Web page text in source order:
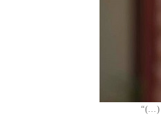
“(…)